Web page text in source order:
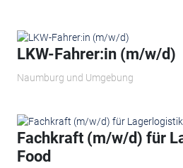
LKW-Fahrer:in (m/w/d)
Naumburg und Umgebung
Fachkraft (m/w/d) für
Food